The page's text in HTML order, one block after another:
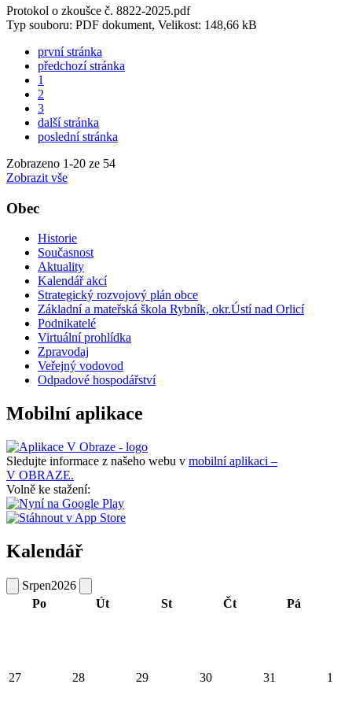
Protokol o zkoušce č. 8822-2025.pdf
Typ souboru: PDF dokument, Velikost: 148,66 kB
první stránka
předchozí stránka
1
2
3
další stránka
poslední stránka
Zobrazeno 1-20 ze 54
Zobrazit vše
Obec
Historie
Současnost
Aktuality
Kalendář akcí
Strategický rozvojový plán obce
Základní a mateřská škola Rybník, okr.Ústí nad Orlicí
Podnikatelé
Virtuální prohlídka
Zpravodaj
Veřejný vodovod
Odpadové hospodářství
Mobilní aplikace
Sledujte informace z našeho webu v mobilní aplikaci –
V OBRAZE.
Volně ke stažení:
Kalendář
Srpen2026
Po
Út St Čt Pá
27 28 29 30 31 1